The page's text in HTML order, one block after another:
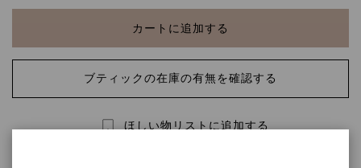
カートに追加する
ブティックの在庫の有無を確認する
ほしい物リストに追加する